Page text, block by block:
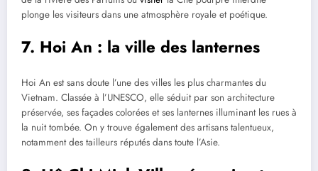
plonge les visiteurs dans une atmosphère royale et poétique.
7. Hoi An : la ville des lanternes
Hoi An est sans doute l’une des villes les plus charmantes du
Vietnam. Classée à l’UNESCO, elle séduit par son architecture
préservée, ses façades colorées et ses lanternes illuminant les rues à
la nuit tombée. On y trouve également des artisans talentueux,
notamment des tailleurs réputés dans toute l’Asie.